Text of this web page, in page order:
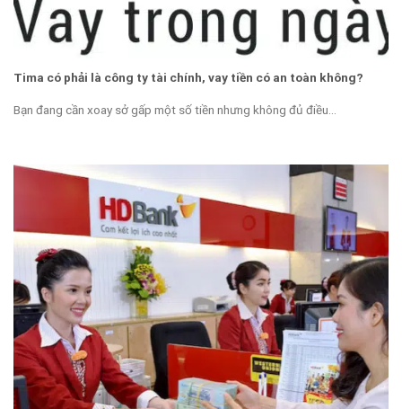
Tima có phải là công ty tài chính, vay tiền có an toàn không?
Bạn đang cần xoay sở gấp một số tiền nhưng không đủ điều...